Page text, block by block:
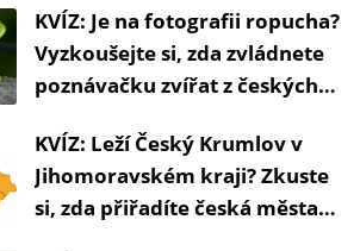
KVÍZ: Je na fotografii ropucha?
Vyzkoušejte si, zda zvládnete
poznávačku zvířat z českých
KVÍZ: Leží Český Krumlov v
Jihomoravském kraji? Zkuste
si, zda přiřadíte česká města